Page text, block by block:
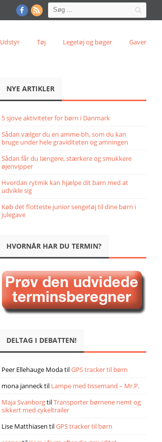
Udstyr Tøj Legetøj og bøger Gaver
NYE ARTIKLER
5 sjove aktiviteter for børn i Danmark
Sådan vælger du en amme-bh, som du kan
bruge under hele graviditeten og amningen
Sådan får du længere, stærkere og smukkere
øjenvipper
Hvordan rytmik kan hjælpe dit barn med at
udvikle sig
Køb det flotteste junior sengetøj til dine børn i
julegave
HVORNÅR HAR DU TERMIN?
DELTAG I DEBATTEN!
Peer Ellehauge ModatilGPS tracker til børn
mona jannecktil Lampe med tissemand – Mr.P.
Maja SvanborgtilTransporter børnene nemt og
sikkert med cykeltrailer
Lise Matthiasen tilGPS tracker til børn